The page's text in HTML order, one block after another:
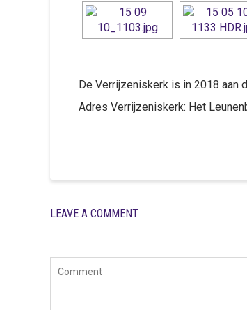
De Verrijzeniskerk is in 2018 aan
Adres Verrijzeniskerk: Het
LEAVE A COMMENT